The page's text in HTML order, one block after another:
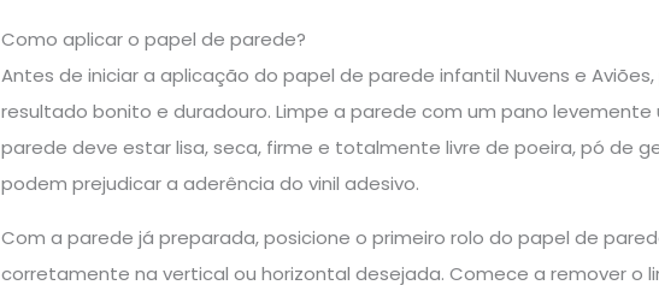
Como aplicar o papel de parede?
Antes de iniciar a aplicação do papel de parede infantil Nuvens e
resultado bonito e duradouro. Limpe a parede com um pano
parede deve estar lisa, seca, firme e totalmente livre de poeira, pó de
podem prejudicar a aderência do vinil adesivo.
Com a parede já preparada, posicione o primeiro rolo do papel de
corretamente na vertical ou horizontal desejada. Comece a remover o